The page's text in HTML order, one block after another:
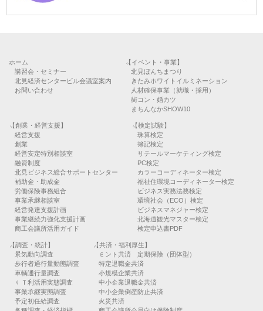
ホーム
講習会・セミナー
北見経済センタービル会議室案内
お問い合わせ
【イベント・事業】
北見ぼんちまつり
きたみホワイトイルミネーション
人材確保事業（就職・採用）
街コン・婚カツ
まちんなかSHOW10
【創業・経営支援】
経営支援
創業
経営安定特別相談室
融資制度
北見ビジネス総合サポートセンター
補助金・助成金
労働保険事務組合
事業承継相談室
経営発達支援計画
事業継続力強化支援計画
商工会議所活用ガイド
【検定試験】
珠算検定
簿記検定
リテールマーケティング検定
PC検定
カラーコーディネーター検定
福祉住環境コーディネーター検定
ビジネス実務法務検定
環境社会（ECO）検定
ビジネスマネジャー検定
北海道観光マスター検定
検定申込書PDF
【調査・統計】
景気動向調査
歩行者通行量動態調査
車輌通行量調査
ＩＴ利活用実態調査
事業承継実態調査
予定初任給調査
【共済・福利厚生】
ミント共済 定期保険（団体型）
特定退職金共済
小規模企業共済
中小企業退職金共済
中小企業倒産防止共済
火災共済